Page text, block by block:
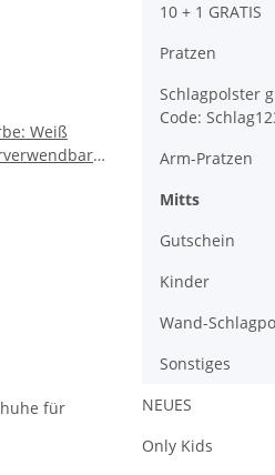
10 + 1 GRATIS
Pratzen
Schlagpolster
Code:
Arm-Pratzen
Mitts
Gutschein
Kinder
Wand-
Sonstiges
NEUES
Only Kids